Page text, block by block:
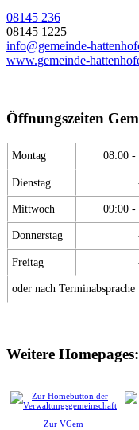
08145 236
08145 1225
info@gemeinde-
www.gemeinde-
Öffnungszeiten
Montag 08:00 -
Dienstag
Mittwoch 09:00 -
Donnerstag
Freitag
oder nach Terminabsprache
Weitere Homepages:
Zur VGem